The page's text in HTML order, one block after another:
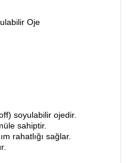
Oje
soyulabilir ojedir.
sahiptir.
rahatlığı sağlar.